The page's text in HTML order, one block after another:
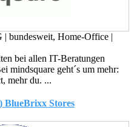
| bundesweit, Home-Office |
bei allen IT-Beratungen
mindsquare geht´s um mehr:
mehr du. ...
BlueBrixx Stores